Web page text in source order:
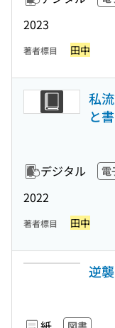
2023
著者標目 田中
私
と
デジタル 電
2022
著者標目 田中
逆